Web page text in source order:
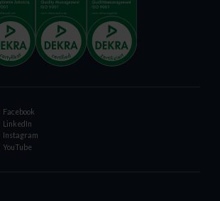
Facebook
LinkedIn
Instagram
YouTube